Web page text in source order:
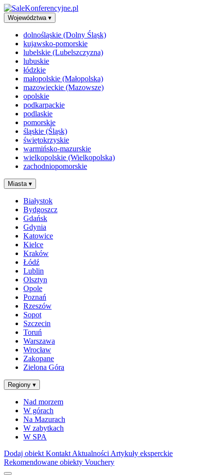
Województwa ▾
dolnośląskie (Dolny Śląsk)
kujawsko-pomorskie
lubelskie (Lubelszczyzna)
lubuskie
łódzkie
małopolskie (Małopolska)
mazowieckie (Mazowsze)
opolskie
podkarpackie
podlaskie
pomorskie
śląskie (Śląsk)
świętokrzyskie
warmińsko-mazurskie
wielkopolskie (Wielkopolska)
zachodniopomorskie
Miasta ▾
Białystok
Bydgoszcz
Gdańsk
Gdynia
Katowice
Kielce
Kraków
Łódź
Lublin
Olsztyn
Opole
Poznań
Rzeszów
Sopot
Szczecin
Toruń
Warszawa
Wrocław
Zakopane
Zielona Góra
Regiony ▾
Nad morzem
W górach
Na Mazurach
W zabytkach
W SPA
Dodaj obiekt Kontakt Aktualności Artykuły eksperckie
Rekomendowane obiekty Vouchery